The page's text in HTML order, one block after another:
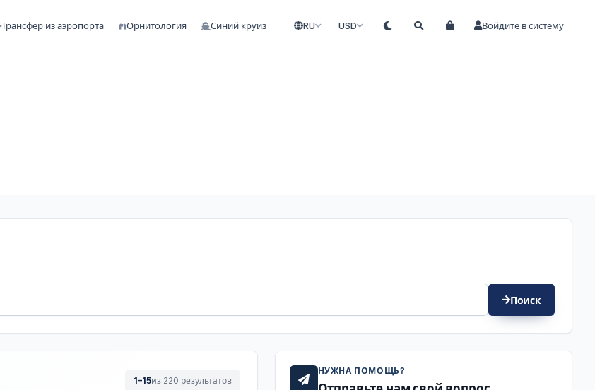
Трансфер из аэропорта Орнитология Синий круиз RU USD Войдите в систему
Поиск
1–15из 220 результатов
НУЖНА ПОМОЩЬ?